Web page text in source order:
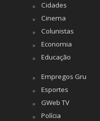
Cidades
Cinema
Colunistas
Economia
Educação
Empregos Gru
Esportes
GWeb TV
Polícia